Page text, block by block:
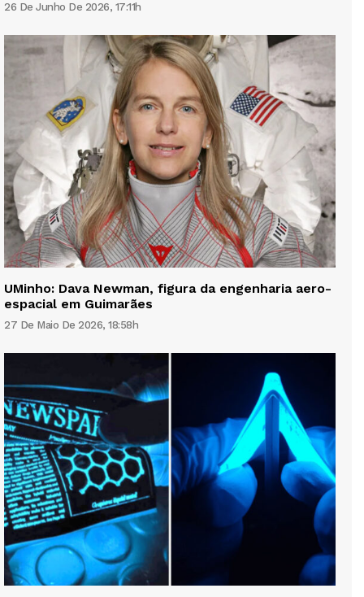
26 De Junho De 2026, 17:11h
UMinho: Dava Newman, figura da engenharia aero-
espacial em Guimarães
27 De Maio De 2026, 18:58h